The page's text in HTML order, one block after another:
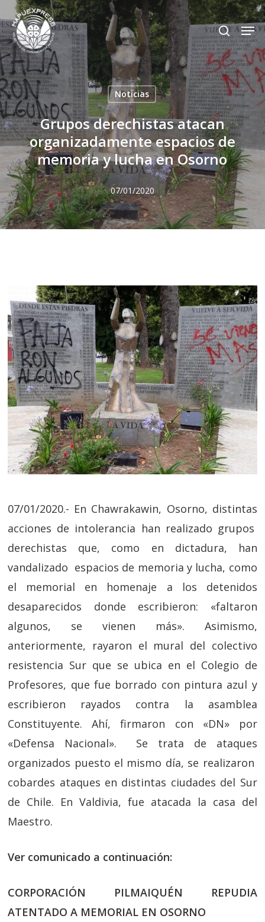
Skip
to
main
content
search
Noticias
Grupos derechistas atacan
organizadamente espacios de
memoria y lucha en Osorno
07/01/2020
07/01/2020.- En Chawrakawin, Osorno, distintas
acciones de intolerancia han realizado grupos
derechistas que, como en dictadura, han
vandalizado espacios de memoria y lucha, como
el memorial en homenaje a los detenidos
desaparecidos donde escribieron: «faltaron
algunos, se vienen más». Asimismo,
anteriormente, rayaron el mural del colectivo
resistencia Sur que se ubica en el Colegio de
Profesores, que fue borrado con pintura azul y
escribieron rayados contra la asamblea
Constituyente. Ahí, firmaron con «DN» por
«Defensa Nacional». Se trata de ataques
organizados puesto el mismo día, se realizaron
cobardes ataques en distintas ciudades del Sur
de Chile. En Valdivia, fue atacada la casa del
Maestro.
Ver comunicado a continuación:
CORPORACIÓN PILMAIQUÉN REPUDIA
ATENTADO A MEMORIAL EN OSORNO
Close
Menu